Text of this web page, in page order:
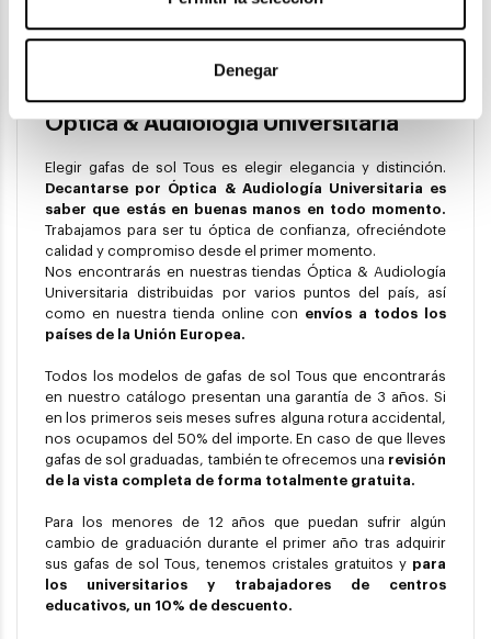
Denegar
tamaño menor y con una ubicación, por lo general, menos
destacable.
Compra tus gafas de sol Tous en
Óptica & Audiología Universitaria
Elegir gafas de sol Tous es elegir elegancia y distinción.
Decantarse por Óptica & Audiología Universitaria es
saber que estás en buenas manos en todo momento.
Trabajamos para ser tu óptica de confianza, ofreciéndote
calidad y compromiso desde el primer momento.
Nos encontrarás en nuestras tiendas Óptica & Audiología
Universitaria distribuidas por varios puntos del país, así
como en nuestra tienda online con envíos a todos los
países de la Unión Europea.
Todos los modelos de gafas de sol Tous que encontrarás
en nuestro catálogo presentan una garantía de 3 años. Si
en los primeros seis meses sufres alguna rotura accidental,
nos ocupamos del 50% del importe. En caso de que lleves
gafas de sol graduadas, también te ofrecemos una revisión
de la vista completa de forma totalmente gratuita.
Para los menores de 12 años que puedan sufrir algún
cambio de graduación durante el primer año tras adquirir
sus gafas de sol Tous, tenemos cristales gratuitos y para
los universitarios y trabajadores de centros
educativos, un 10% de descuento.